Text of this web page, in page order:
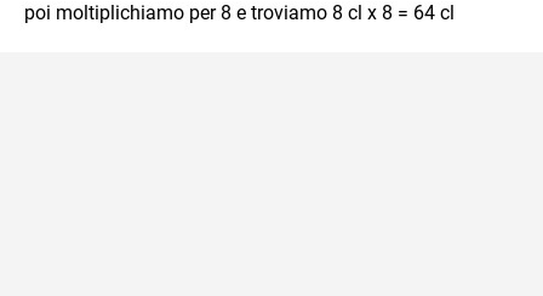
poi moltiplichiamo per 8 e troviamo 8 cl x 8 = 64 cl